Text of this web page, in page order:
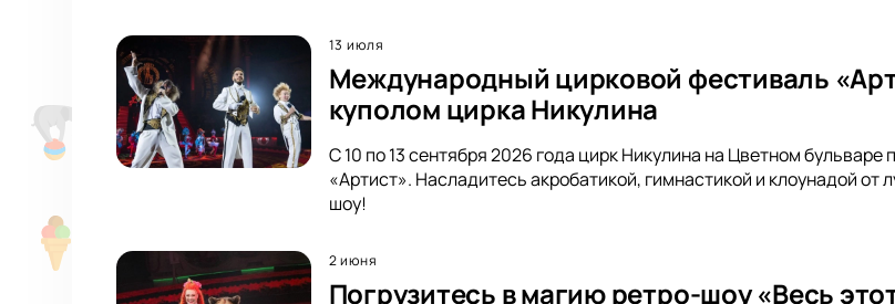
13 июля
Международный цирковой фестиваль
куполом цирка Никулина
С 10 по 13 сентября 2026 года цирк Никулина на Цветном
«Артист». Насладитесь акробатикой, гимнастикой и клоунадой
шоу!
2 июня
Погрузитесь в магию ретро-шоу «Весь